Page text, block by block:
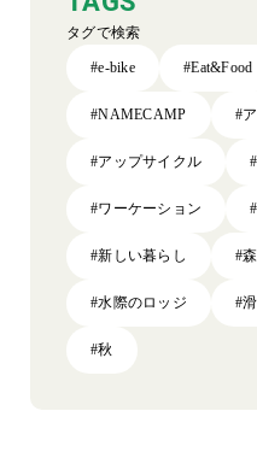
タグで検索
#e-bike #Eat&Food
#NAMECAMP #
#アップサイクル
#ワーケーション
#新しい暮らし #
#水際のロッジ #
#秋